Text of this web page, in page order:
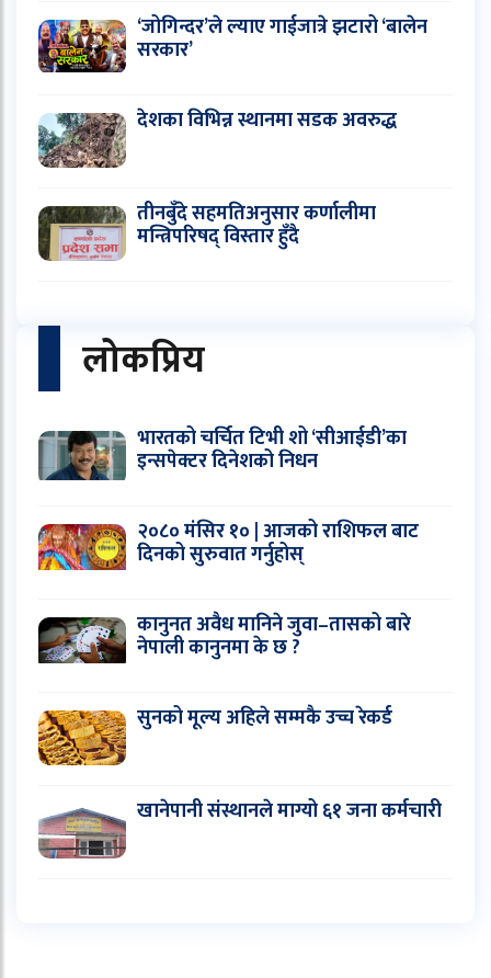
‘जोगिन्दर’ले ल्याए गाईजात्रे झटारो ‘बालेन
सरकार’
देशका विभिन्न स्थानमा सडक अवरुद्ध
तीनबुँदे सहमतिअनुसार कर्णालीमा
मन्त्रिपरिषद् विस्तार हुँदै
लोकप्रिय
भारतको चर्चित टिभी शो ‘सीआईडी’का
इन्सपेक्टर दिनेशको निधन
२०८० मंसिर १० | आजको राशिफल बाट
दिनको सुरुवात गर्नुहोस्
कानुनत अवैध मानिने जुवा–तासको बारे
नेपाली कानुनमा के छ ?
सुनको मूल्य अहिले सम्मकै उच्च रेकर्ड
खानेपानी संस्थानले माग्यो ६१ जना कर्मचारी